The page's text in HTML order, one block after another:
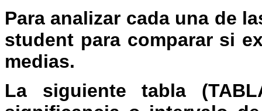
Para analizar cada una de
student para comparar si
medias.
La siguiente tabla